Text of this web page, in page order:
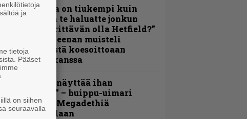
”Metallica on tiukempi kuin
koskaan ja te haluatte jonkun
nulikan yrittävän olla Hetfield?”
– Pepper Keenan muisteli
ensimmäistä koesoittoaan
hevijätin kanssa
”Mitalini näyttää ihan
plektralta” – huippu-uimari
jamittelee Megadethiä
palkinnollaan
ja
tietoja
Pääset
on siihen
seuraavalla